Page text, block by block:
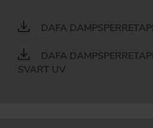
DAFA
DAFA
SVART UV